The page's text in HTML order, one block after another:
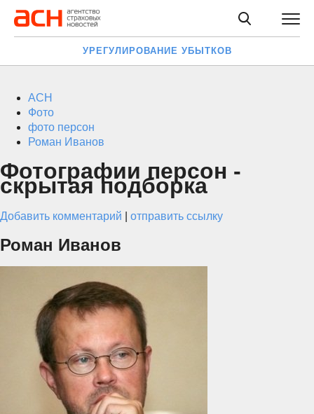
УРЕГУЛИРОВАНИЕ УБЫТКОВ
АСН
Фото
фото персон
Роман Иванов
Фотографии персон -
скрытая подборка
Добавить комментарий отправить ссылку
Роман Иванов